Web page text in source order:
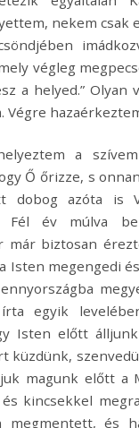
nekem csak
végleg
a helyed.” Olyan
Végre
a
Ő őrizze, s
dobog azóta is
Fél év múlva
már biztosan
Isten megengedi
egyik
Isten előtt
küzdünk,
magunk előtt a
kincsekkel
megmentett, és